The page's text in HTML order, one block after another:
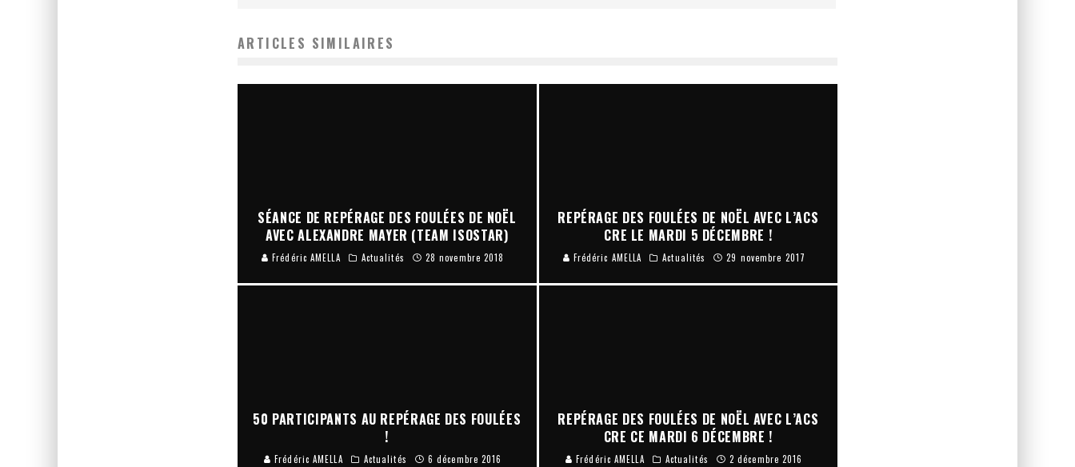
ARTICLES SIMILAIRES
SÉANCE DE REPÉRAGE DES FOULÉES DE NOËL
AVEC ALEXANDRE MAYER (TEAM ISOSTAR)
Frédéric AMELLA Actualités 28 novembre 2018
REPÉRAGE DES FOULÉES DE NOËL AVEC L’ACS
CRE LE MARDI 5 DÉCEMBRE !
Frédéric AMELLA Actualités 29 novembre 2017
50 PARTICIPANTS AU REPÉRAGE DES FOULÉES
!
Frédéric AMELLA Actualités 6 décembre 2016
REPÉRAGE DES FOULÉES DE NOËL AVEC L’ACS
CRE CE MARDI 6 DÉCEMBRE !
Frédéric AMELLA Actualités 2 décembre 2016